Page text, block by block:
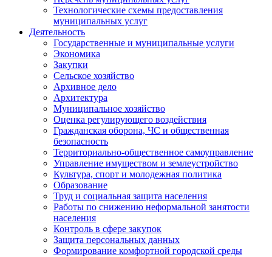
Технологические схемы предоставления
муниципальных услуг
Деятельность
Государственные и муниципальные услуги
Экономика
Закупки
Сельское хозяйство
Архивное дело
Архитектура
Муниципальное хозяйство
Оценка регулирующего воздействия
Гражданская оборона, ЧС и общественная
безопасность
Территориально-общественное самоуправление
Управление имуществом и землеустройство
Культура, спорт и молодежная политика
Образование
Труд и социальная защита населения
Работы по снижению неформальной занятости
населения
Контроль в сфере закупок
Защита персональных данных
Формирование комфортной городской среды